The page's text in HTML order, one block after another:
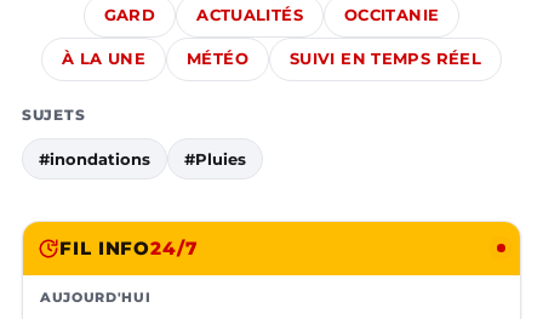
GARD ACTUALITÉS OCCITANIE
À LA UNE MÉTÉO SUIVI EN TEMPS RÉEL
SUJETS
#inondations #Pluies
FIL INFO24/7
AUJOURD'HUI